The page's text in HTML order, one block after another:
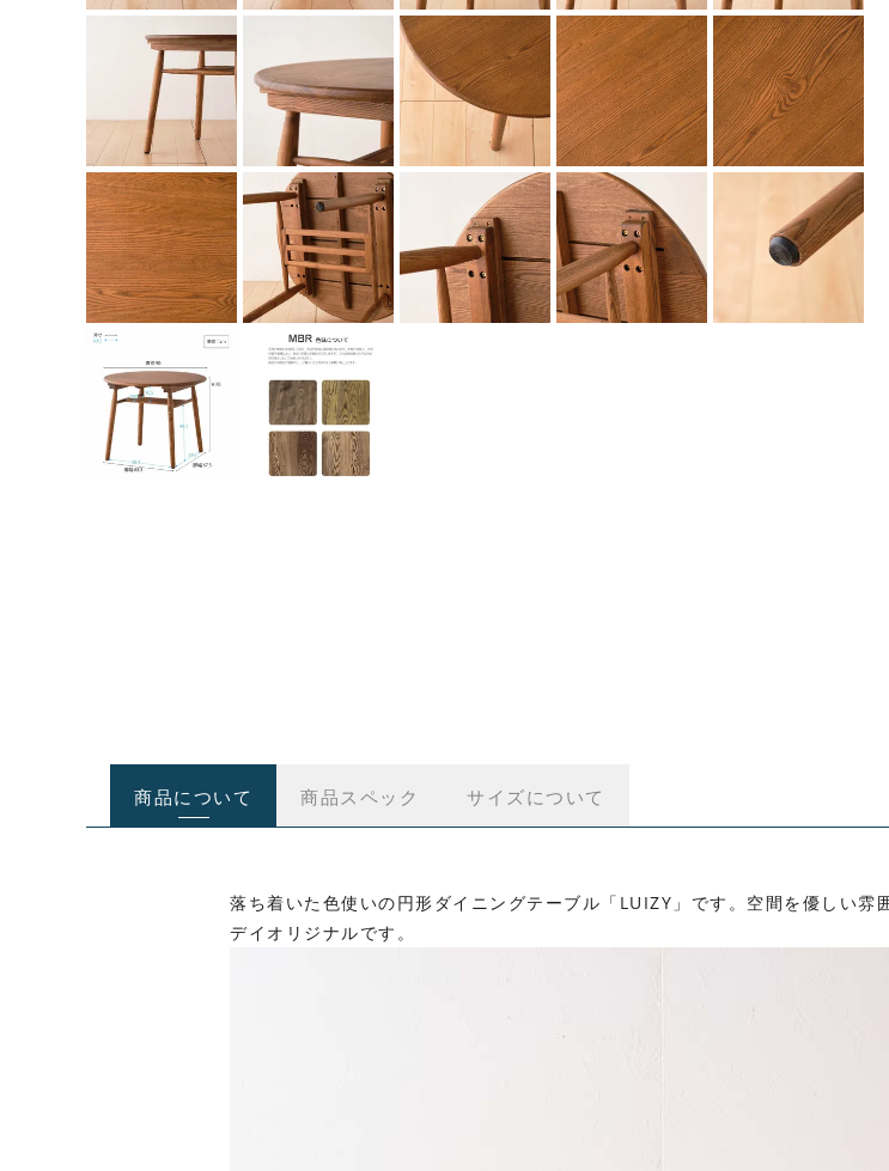
商品について 商品スペック サイズについて
落ち着いた色使いの円形ダイニングテーブル「LUIZY」です。空間を優しい
デイオリジナルです。